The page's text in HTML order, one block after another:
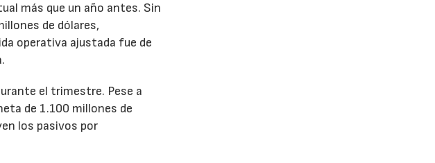
más que un año antes. Sin
de dólares,
operativa ajustada fue de
el trimestre. Pese a
de 1.100 millones de
los pasivos por